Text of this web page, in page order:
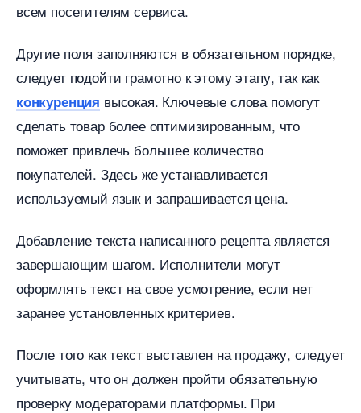
сем посетителям сервиса.
Другие поля заполняются в обязательном порядке,
следует подойти грамотно к этому этапу, так как
конкуренция ысокая. Ключевые слова помогут
сделать товар более оптимизированным, что
поможет привлечь большее количество
покупателей. Здесь же устанавливается
используемый язык и запрашивается цена.
Добавление текста написанного рецепта является
завершающим шагом. Исполнители могут
оформлять текст на свое усмотрение, если нет
заранее установленных критериев.
После того как текст выставлен на продажу, следует
учитывать, что он должен пройти обязательную
проверку модераторами платформы. При